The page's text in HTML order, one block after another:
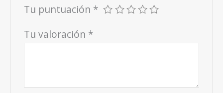
Tu puntuación *
Tu valoración *